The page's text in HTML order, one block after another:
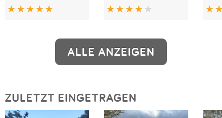
ALLE ANZEIGEN
ZULETZT EINGETRAGEN